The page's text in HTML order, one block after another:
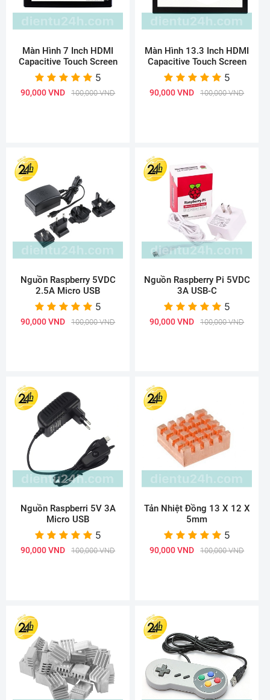
Màn Hình 7 Inch HDMI
Capacitive Touch Screen
5
90,000 VND 100,000 VND
Màn Hình 13.3 Inch HDMI
Capacitive Touch Screen
5
90,000 VND 100,000 VND
Nguồn Raspberry 5VDC
2.5A Micro USB
5
90,000 VND 100,000 VND
Nguồn Raspberry Pi 5VDC
3A USB-C
5
90,000 VND 100,000 VND
Nguồn Raspberri 5V 3A
Micro USB
5
90,000 VND 100,000 VND
Tản Nhiệt Đồng 13 X 12 X
5mm
5
90,000 VND 100,000 VND